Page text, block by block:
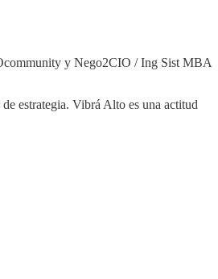
y Nego2CIO / Ing Sist MBA
estrategia. Vibrá Alto es una actitud